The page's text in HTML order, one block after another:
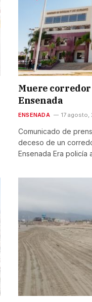
Muere
Ensenada
ENSENADA 17 agosto,
Comunicado de
deceso de un
Ensenada Era policía